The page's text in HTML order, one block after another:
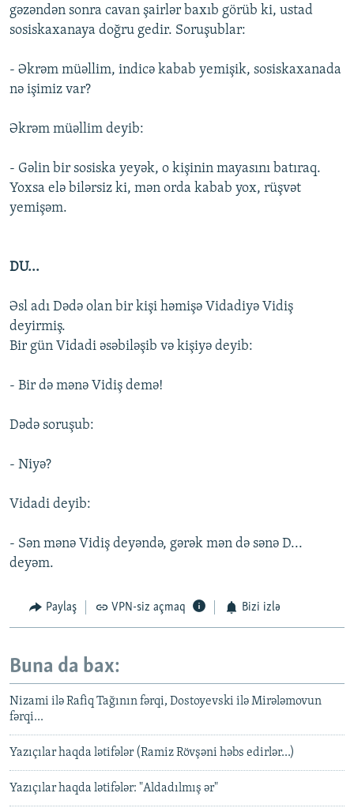
gəzəndən sonra cavan şairlər baxıb görüb ki, ustad
sosiskaxanaya doğru gedir. Soruşublar:
- Əkrəm müəllim, indicə kabab yemişik, sosiskaxanada
nə işimiz var?
Əkrəm müəllim deyib:
- Gəlin bir sosiska yeyək, o kişinin mayasını batıraq.
Yoxsa elə bilərsiz ki, mən orda kabab yox, rüşvət
yemişəm.
DU...
Əsl adı Dədə olan bir kişi həmişə Vidadiyə Vidiş
deyirmiş.
Bir gün Vidadi əsəbiləşib və kişiyə deyib:
- Bir də mənə Vidiş demə!
Dədə soruşub:
- Niyə?
Vidadi deyib:
- Sən mənə Vidiş deyəndə, gərək mən də sənə D...
deyəm.
Paylaş VPN-siz açmaq Bizi izlə
Buna da bax:
Nizami ilə Rafiq Tağının fərqi, Dostoyevski ilə Mirələmovun
fərqi...
Yazıçılar haqda lətifələr (Ramiz Rövşəni həbs edirlər...)
Yazıçılar haqda lətifələr: "Aldadılmış ər"